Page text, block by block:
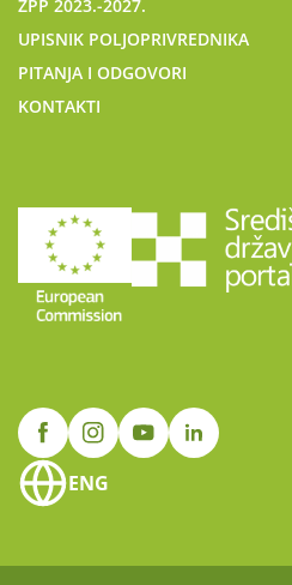
ZPP 2023.-2027.
UPISNIK POLJOPRIVREDNIKA
PITANJA I ODGOVORI
KONTAKTI
ENG